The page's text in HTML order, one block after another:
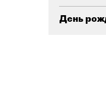
День